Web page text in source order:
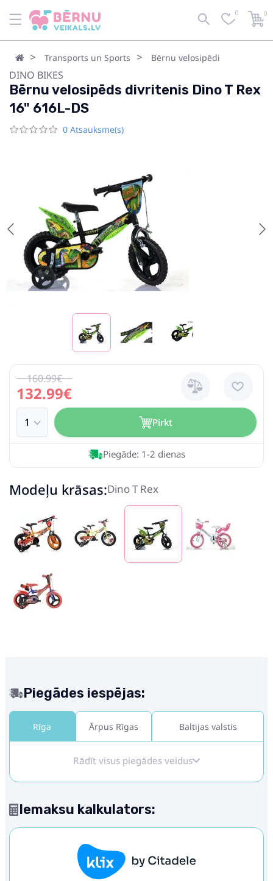
0 0
Transports un Sports Bērnu velosipēdi
DINO BIKES
Bērnu velosipēds divritenis Dino T Rex
16" 616L-DS
0 Atsauksme(s)
132.99€
160.99€
Pirkt
Piegāde: 1-2 dienas
Modeļu krāsas:Dino T Rex
Piegādes iespējas:
Rīga Ārpus Rīgas Baltijas valstis
Rādīt visus piegādes veidus
Iemaksu kalkulators: